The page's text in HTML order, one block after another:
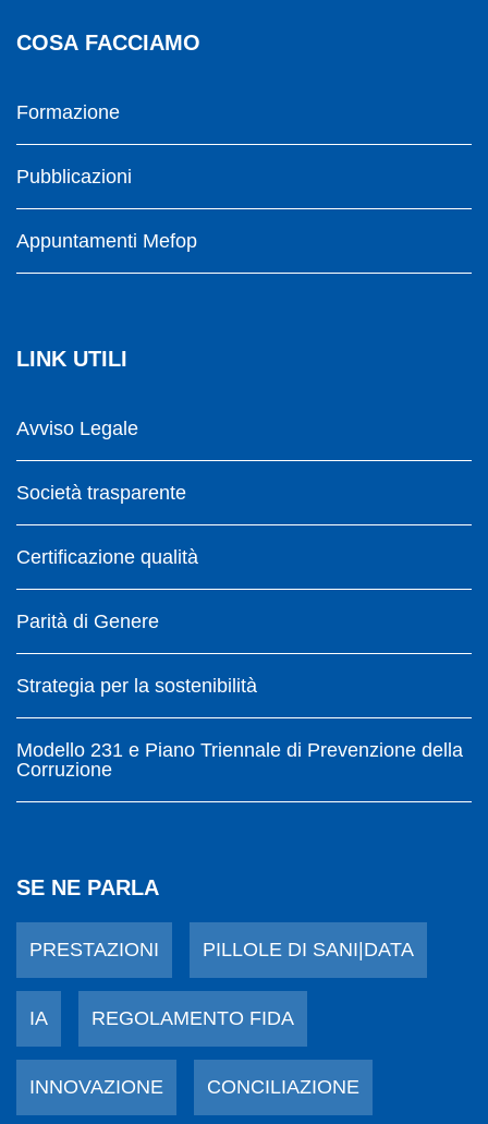
COSA FACCIAMO
Formazione
Pubblicazioni
Appuntamenti Mefop
LINK UTILI
Avviso Legale
Società trasparente
Certificazione qualità
Parità di Genere
Strategia per la sostenibilità
Modello 231 e Piano Triennale di Prevenzione della
Corruzione
SE NE PARLA
PRESTAZIONI PILLOLE DI SANI|DATA
IA REGOLAMENTO FIDA
INNOVAZIONE CONCILIAZIONE